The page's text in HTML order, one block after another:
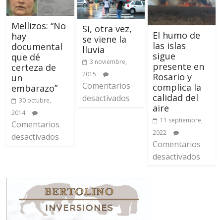
Mellizos: “No
hay
documental
que dé
certeza de
un
embarazo”
30 octubre,
2014
Comentarios
desactivados
Si, otra vez,
se viene la
lluvia
3 noviembre,
2015
Comentarios
desactivados
El humo de
las islas
sigue
presente en
Rosario y
complica la
calidad del
aire
11 septiembre,
2022
Comentarios
desactivados